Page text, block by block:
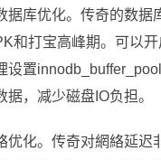
据库优化。传奇的数据
和打宝高峰期。可以
设置
据，减少磁盘IO负担。
优化。传奇对網絡延迟